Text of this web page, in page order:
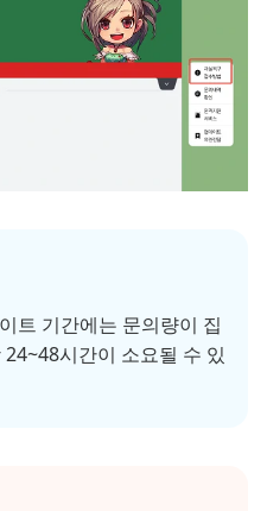
트 기간에는 문의량이 집
시간이 소요될 수 있